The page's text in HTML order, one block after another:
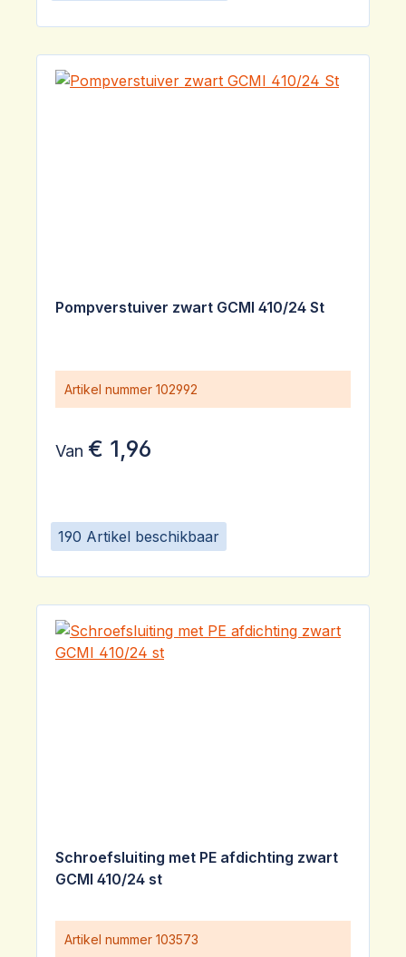
190 Artikel beschikbaar
Pompverstuiver zwart GCMI 410/24 St
Artikel nummer 102992
Van € 1,96
Schroefsluiting met PE afdichting zwart
GCMI 410/24 st
Artikel nummer 103573